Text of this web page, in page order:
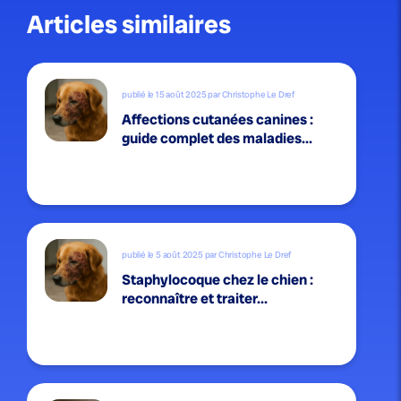
Articles similaires
publié le 15 août 2025 par Christophe Le Dref
Affections cutanées canines :
guide complet des maladies...
publié le 5 août 2025 par Christophe Le Dref
Staphylocoque chez le chien :
reconnaître et traiter...